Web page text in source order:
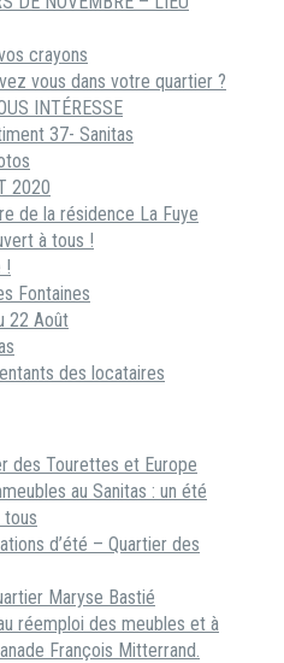
crayons
vous dans votre quartier ?
INTÉRESSE
37- Sanitas
2020
de la résidence La Fuye
à tous !
!
Fontaines
22 Août
des locataires
des Tourettes et Europe
au Sanitas : un été
d’été – Quartier des
Maryse Bastié
réemploi des meubles et à
François Mitterrand.